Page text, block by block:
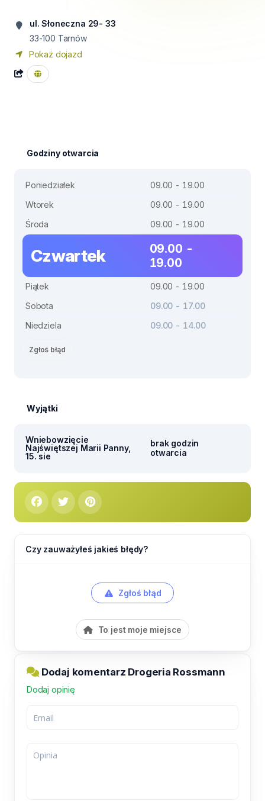
ul. Słoneczna 29- 33
33-100 Tarnów
Pokaż dojazd
Godziny otwarcia
Poniedziałek
09.00 - 19.00
Wtorek
09.00 - 19.00
Środa
09.00 - 19.00
Czwartek
09.00 -
19.00
Piątek
09.00 - 19.00
Sobota
09.00 - 17.00
Niedziela
09.00 - 14.00
Zgłoś błąd
Wyjątki
Wniebowzięcie
Najświętszej Marii Panny,
15. sie
brak godzin
otwarcia
Czy zauważyłeś jakieś błędy?
Zgłoś błąd
To jest moje miejsce
Dodaj komentarz Drogeria Rossmann
Dodaj opinię